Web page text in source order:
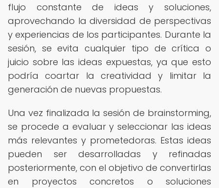
flujo constante de ideas y soluciones,
aprovechando la diversidad de perspectivas
y experiencias de los participantes. Durante la
sesión, se evita cualquier tipo de crítica o
juicio sobre las ideas expuestas, ya que esto
podría coartar la creatividad y limitar la
generación de nuevas propuestas.
Una vez finalizada la sesión de brainstorming,
se procede a evaluar y seleccionar las ideas
más relevantes y prometedoras. Estas ideas
pueden ser desarrolladas y refinadas
posteriormente, con el objetivo de convertirlas
en proyectos concretos o soluciones